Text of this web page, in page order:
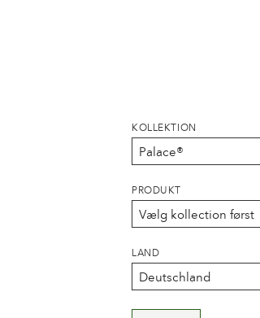
KOLLEKTION
PRODUKT
LAND
MERE